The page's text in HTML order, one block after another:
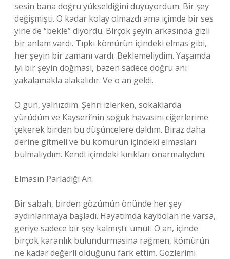
sesin bana doğru yükseldiğini duyuyordum. Bir şey
değişmişti. O kadar kolay olmazdı ama içimde bir ses
yine de “bekle” diyordu. Birçok şeyin arkasında gizli
bir anlam vardı. Tıpkı kömürün içindeki elmas gibi,
her şeyin bir zamanı vardı. Beklemeliydim. Yaşamda
iyi bir şeyin doğması, bazen sadece doğru anı
yakalamakla alakalıdır. Ve o an geldi.
O gün, yalnızdım. Şehri izlerken, sokaklarda
yürüdüm ve Kayseri’nin soğuk havasını ciğerlerime
çekerek birden bu düşüncelere daldım. Biraz daha
derine gitmeli ve bu kömürün içindeki elmasları
bulmalıydım. Kendi içimdeki kırıkları onarmalıydım.
Elmasın Parladığı An
Bir sabah, birden gözümün önünde her şey
aydınlanmaya başladı. Hayatımda kaybolan ne varsa,
geriye sadece bir şey kalmıştı: umut. O an, içinde
birçok karanlık bulundurmasına rağmen, kömürün
ne kadar değerli olduğunu fark ettim. Gözlerimi